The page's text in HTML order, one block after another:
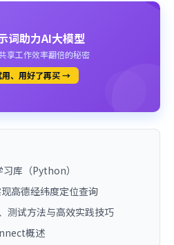
词助力AI大模型
享工作效率翻倍的秘密
用、用好了再买 →
库（Python）
高德经纬度定位查询
测试方法与高效实践技巧
概述